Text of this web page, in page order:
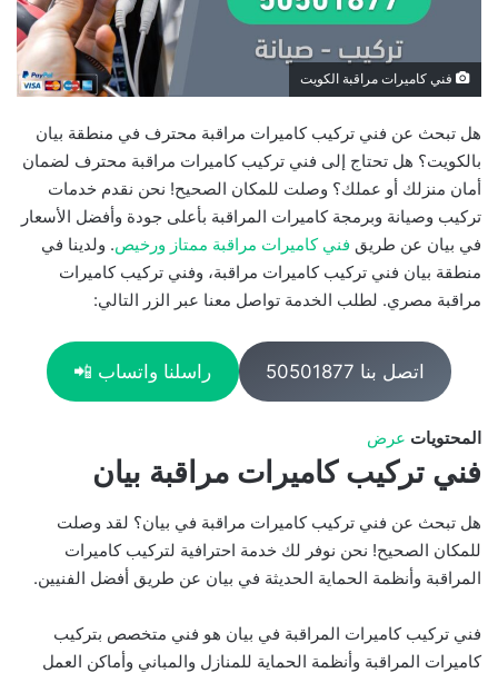
فني كاميرات مراقبة الكويت
هل تبحث عن فني تركيب كاميرات مراقبة محترف في منطقة بيان
بالكويت؟ هل تحتاج إلى فني تركيب كاميرات مراقبة محترف لضمان
أمان منزلك أو عملك؟ وصلت للمكان الصحيح! نحن نقدم خدمات
تركيب وصيانة وبرمجة كاميرات المراقبة بأعلى جودة وأفضل الأسعار
في بيان عن طريق فني كاميرات مراقبة ممتاز ورخيص. ولدينا في
منطقة بيان فني تركيب كاميرات مراقبة، وفني تركيب كاميرات
مراقبة مصري. لطلب الخدمة تواصل معنا عبر الزر التالي:
اتصل بنا 50501877 راسلنا واتساب 📲
المحتويات عرض
فني تركيب كاميرات مراقبة بيان
هل تبحث عن فني تركيب كاميرات مراقبة في بيان؟ لقد وصلت
للمكان الصحيح! نحن نوفر لك خدمة احترافية لتركيب كاميرات
المراقبة وأنظمة الحماية الحديثة في بيان عن طريق أفضل الفنيين.
فني تركيب كاميرات المراقبة في بيان هو فني متخصص بتركيب
كاميرات المراقبة وأنظمة الحماية للمنازل والمباني وأماكن العمل